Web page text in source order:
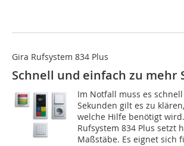
Gira Rufsystem 834 Plus
Schnell und einfach zu mehr
Im Notfall muss es
Sekunden gilt es zu
welche Hilfe benötigt
Rufsystem 834 Plus setzt
Maßstäbe. Es eignet sich